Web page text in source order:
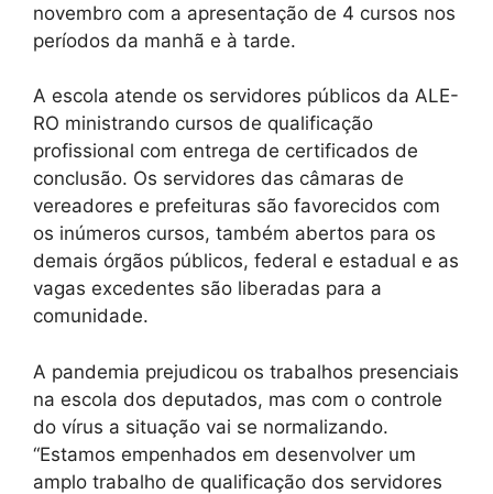
novembro com a apresentação de 4 cursos nos
períodos da manhã e à tarde.
A escola atende os servidores públicos da ALE-
RO ministrando cursos de qualificação
profissional com entrega de certificados de
conclusão. Os servidores das câmaras de
vereadores e prefeituras são favorecidos com
os inúmeros cursos, também abertos para os
demais órgãos públicos, federal e estadual e as
vagas excedentes são liberadas para a
comunidade.
A pandemia prejudicou os trabalhos presenciais
na escola dos deputados, mas com o controle
do vírus a situação vai se normalizando.
“Estamos empenhados em desenvolver um
amplo trabalho de qualificação dos servidores